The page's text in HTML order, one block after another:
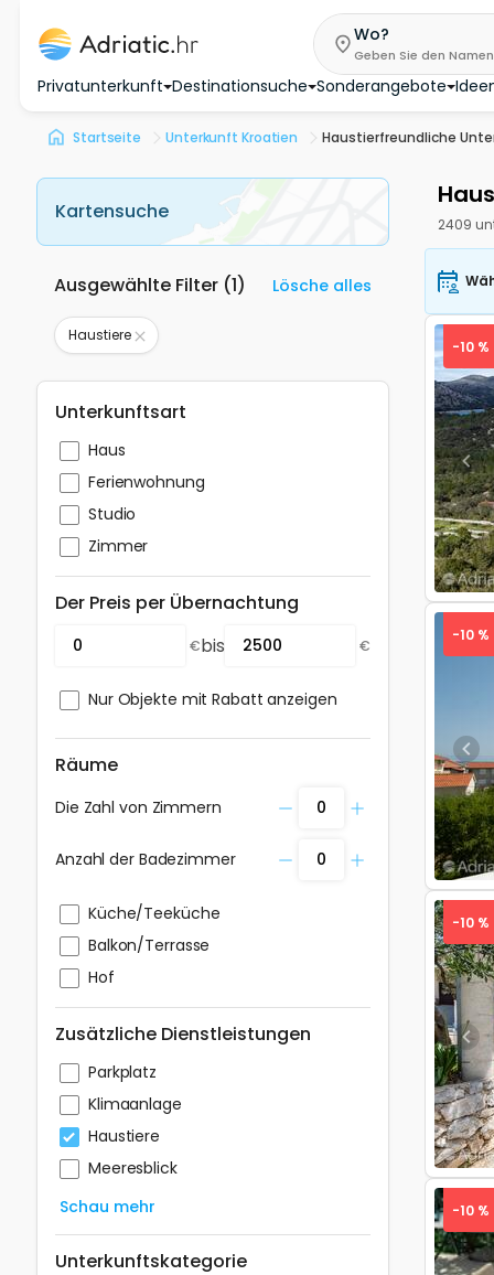
Privatunterkunft Destinationsuche Sonderangebote
Startseite Unterkunft Kroatien Haustierfreundliche
Wo?
Geben Sie den Namen des Standorts oder den Code des Objekts/
Kartensuche
Ausgewählte Filter (1) Lösche alles
Haustiere
Unterkunftsart
Haus
Ferienwohnung
Studio
Zimmer
Der Preis per Übernachtung
€bis €
Nur Objekte mit Rabatt anzeigen
Räume
Die Zahl von Zimmern
Anzahl der Badezimmer
Küche/Teeküche
Balkon/Terrasse
Hof
Zusätzliche Dienstleistungen
Parkplatz
Klimaanlage
Haustiere
Meeresblick
Schau mehr
Unterkunftskategorie
2409
-10 %
-10 %
-10 %
-10 %